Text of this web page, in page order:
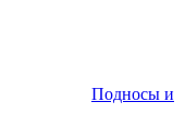
Подносы и